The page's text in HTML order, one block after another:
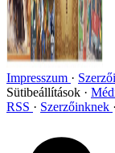
Impresszum
Sütibeállítások
RSS
Szerzőinknek